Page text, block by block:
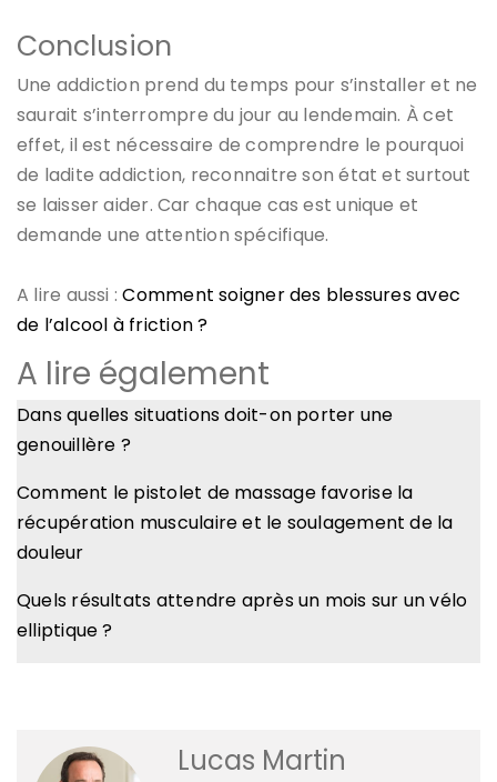
Conclusion
Une addiction prend du temps pour s’installer et ne
saurait s’interrompre du jour au lendemain. À cet
effet, il est nécessaire de comprendre le pourquoi
de ladite addiction, reconnaitre son état et surtout
se laisser aider. Car chaque cas est unique et
demande une attention spécifique.
A lire aussi :Comment soigner des blessures avec
de l’alcool à friction ?
A lire également
Dans quelles situations doit-on porter une
genouillère ?
Comment le pistolet de massage favorise la
récupération musculaire et le soulagement de la
douleur
Quels résultats attendre après un mois sur un vélo
elliptique ?
Lucas Martin